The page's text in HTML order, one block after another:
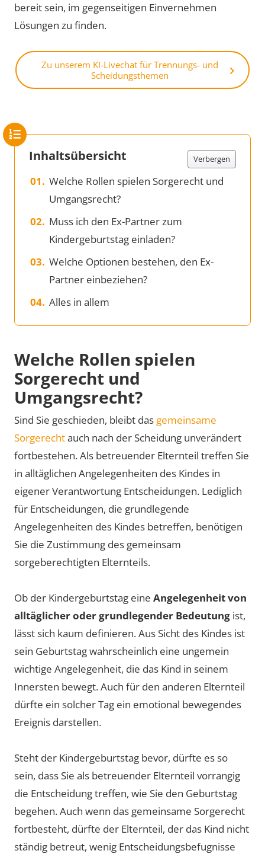
bereit sein, im gegenseitigen Einvernehmen
Lösungen zu finden.
Zu unserem KI-Livechat für Trennungs- und
Scheidungsthemen
Inhaltsübersicht Verbergen
Welche Rollen spielen Sorgerecht und
Umgangsrecht?
Muss ich den Ex-Partner zum
Kindergeburtstag einladen?
Welche Optionen bestehen, den Ex-
Partner einbeziehen?
Alles in allem
Welche Rollen spielen
Sorgerecht und
Umgangsrecht?
Sind Sie geschieden, bleibt das gemeinsame
Sorgerechtauch nach der Scheidung unverändert
fortbestehen. Als betreuender Elternteil treffen Sie
in alltäglichen Angelegenheiten des Kindes in
eigener Verantwortung Entscheidungen. Lediglich
für Entscheidungen, die grundlegende
Angelegenheiten des Kindes betreffen, benötigen
Sie die Zustimmung des gemeinsam
sorgeberechtigten Elternteils.
Ob der Kindergeburtstag eine Angelegenheit von
alltäglicher oder grundlegender Bedeutung ist,
lässt sich kaum definieren. Aus Sicht des Kindes ist
sein Geburtstag wahrscheinlich eine ungemein
wichtige Angelegenheit, die das Kind in seinem
Innersten bewegt. Auch für den anderen Elternteil
dürfte ein solcher Tag ein emotional bewegendes
Ereignis darstellen.
Steht der Kindergeburtstag bevor, dürfte es so
sein, dass Sie als betreuender Elternteil vorrangig
die Entscheidung treffen, wie Sie den Geburtstag
begehen. Auch wenn das gemeinsame Sorgerecht
fortbesteht, dürfte der Elternteil, der das Kind nicht
ständig betreut, wenig Entscheidungsbefugnisse